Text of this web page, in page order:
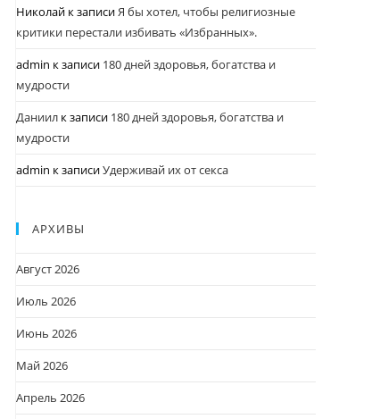
Николай к записиЯ бы хотел, чтобы религиозные
критики перестали избивать «Избранных».
admin к записи 180 дней здоровья, богатства и
мудрости
Даниил к записи 180 дней здоровья, богатства и
мудрости
admin к записиУдерживай их от секса
АРХИВЫ
Август 2026
Июль 2026
Июнь 2026
Май 2026
Апрель 2026